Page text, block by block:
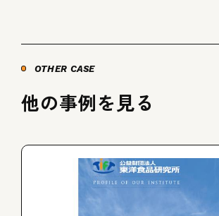
OTHER CASE
他の事例を見る